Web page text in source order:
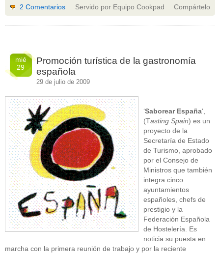
Servido por Equipo Cookpad
2 Comentarios Compártelo
mié
29
Promoción turística de la gastronomía
española
29 de julio de 2009
‘Saborear España‘,
(Tasting Spain) es un
proyecto de la
Secretaría de Estado
de Turismo, aprobado
por el Consejo de
Ministros que también
integra cinco
ayuntamientos
españoles, chefs de
prestigio y la
Federación Española
de Hostelería. Es
noticia su puesta en
marcha con la primera reunión de trabajo y por la reciente